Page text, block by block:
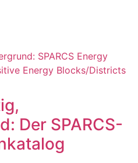
Der SPARCS-